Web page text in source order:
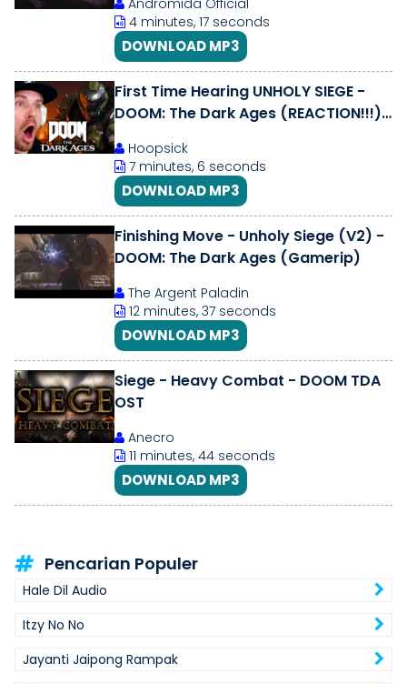
Andromida Official
4 minutes, 17 seconds
DOWNLOAD MP3
First Time Hearing UNHOLY SIEGE -
DOOM: The Dark Ages (REACTION!!!)
Hoopsick
7 minutes, 6 seconds
DOWNLOAD MP3
Finishing Move - Unholy Siege (V2) -
DOOM: The Dark Ages (Gamerip)
The Argent Paladin
12 minutes, 37 seconds
DOWNLOAD MP3
Siege - Heavy Combat - DOOM TDA
OST
Anecro
11 minutes, 44 seconds
DOWNLOAD MP3
Pencarian Populer
Hale Dil Audio
Itzy No No
Jayanti Jaipong Rampak